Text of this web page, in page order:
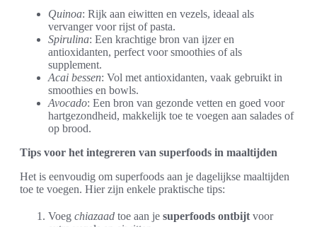
Quinoa: Rijk aan eiwitten en vezels, ideaal als
vervanger voor rijst of pasta.
Spirulina: Een krachtige bron van ijzer en
antioxidanten, perfect voor smoothies of als
supplement.
Acai bessen: Vol met antioxidanten, vaak gebruikt in
smoothies en bowls.
Avocado: Een bron van gezonde vetten en goed voor
hartgezondheid, makkelijk toe te voegen aan salades of
op brood.
Tips voor het integreren van superfoods in maaltijden
Het is eenvoudig om superfoods aan je dagelijkse maaltijden
toe te voegen. Hier zijn enkele praktische tips:
Voeg chiazaad toe aan je superfoods ontbijt voor